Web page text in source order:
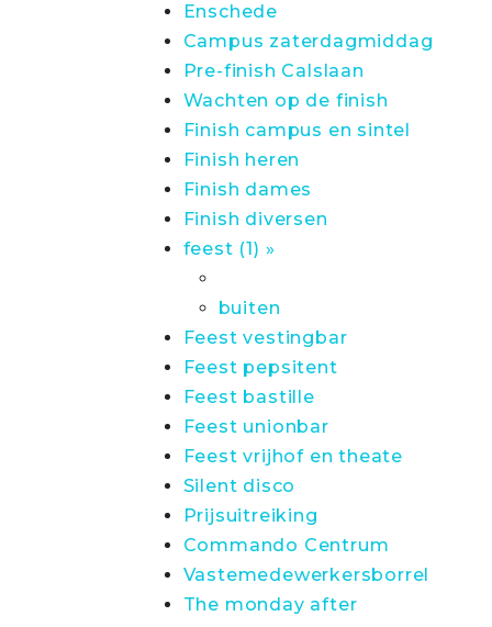
Enschede
Campus zaterdagmiddag
Pre-finish Calslaan
Wachten op de finish
Finish campus en sintel
Finish heren
Finish dames
Finish diversen
feest (1) »
buiten
Feest vestingbar
Feest pepsitent
Feest bastille
Feest unionbar
Feest vrijhof en theate
Silent disco
Prijsuitreiking
Commando Centrum
Vastemedewerkersborrel
The monday after